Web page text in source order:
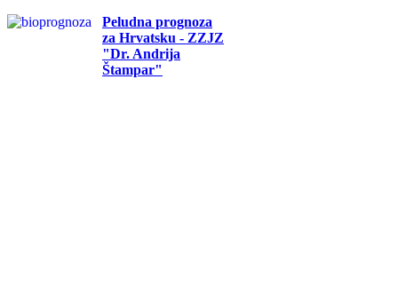
Peludna prognoza
za Hrvatsku - ZZJZ
"Dr. Andrija
Štampar"